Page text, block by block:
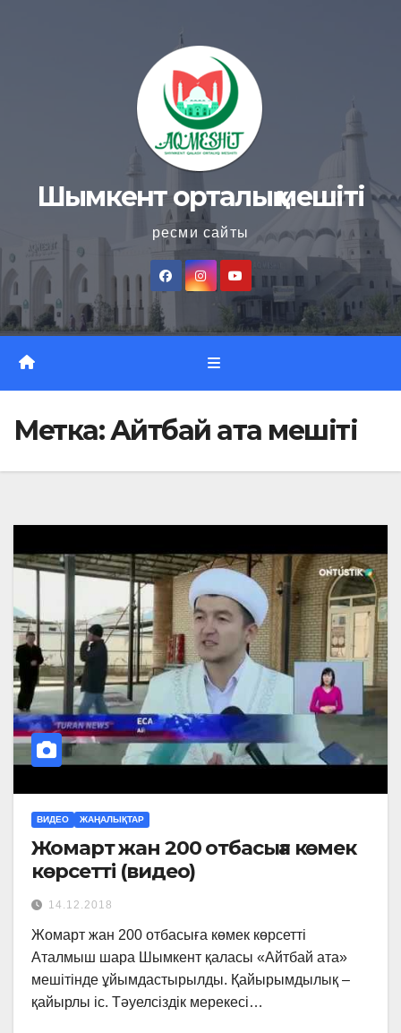
Шымкент орталық мешіті
ресми сайты
Метка:Айтбай ата мешіті
ВИДЕО ЖАҢАЛЫҚТАР
Жомарт жан 200 отбасыға көмек
көрсетті (видео)
14.12.2018
Жомарт жан 200 отбасыға көмек көрсетті
Аталмыш шара Шымкент қаласы «Айтбай ата»
мешітінде ұйымдастырылды. Қайырымдылық –
қайырлы іс. Тәуелсіздік мерекесі…